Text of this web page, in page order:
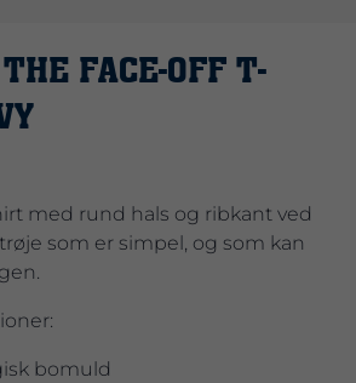
FACE-OFF T-
med rund hals og ribkant ved
som er simpel, og som kan
bomuld